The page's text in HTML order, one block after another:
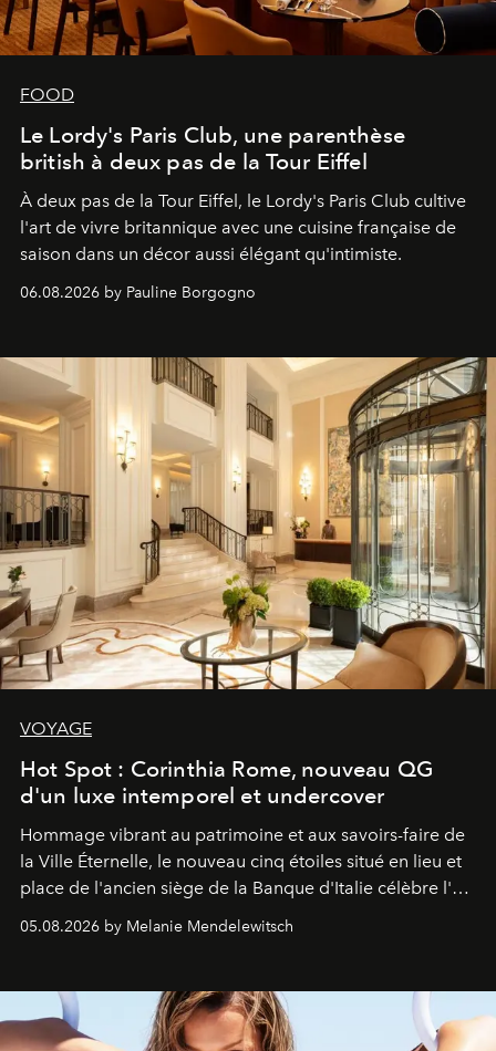
FOOD
Le Lordy's Paris Club, une parenthèse
british à deux pas de la Tour Eiffel
À deux pas de la Tour Eiffel, le Lordy's Paris Club cultive
l'art de vivre britannique avec une cuisine française de
saison dans un décor aussi élégant qu'intimiste.
06.08.2026 by Pauline Borgogno
VOYAGE
Hot Spot : Corinthia Rome, nouveau QG
d'un luxe intemporel et undercover
Hommage vibrant au patrimoine et aux savoirs-faire de
la Ville Éternelle, le nouveau cinq étoiles situé en lieu et
place de l'ancien siège de la Banque d'Italie célèbre l'art
de vivre Romain dans toute son élégance intemporelle.
05.08.2026 by Melanie Mendelewitsch